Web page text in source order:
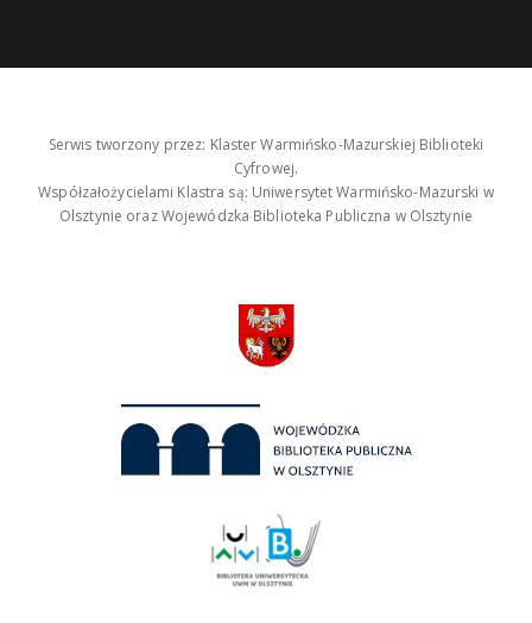
Serwis tworzony przez: Klaster Warmińsko-Mazurskiej Biblioteki
Cyfrowej.
Współzałożycielami Klastra są: Uniwersytet Warmińsko-Mazurski w
Olsztynie oraz Wojewódzka Biblioteka Publiczna w Olsztynie